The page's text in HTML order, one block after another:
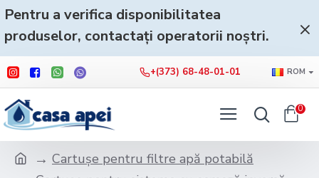
Pentru a verifica disponibilitatea
produselor, contactați operatorii noștri.
+(373) 68-48-01-01 ROM
0
Cartușe pentru filtre apă potabilă